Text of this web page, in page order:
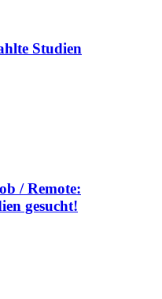
Studien
/ Remote:
gesucht!